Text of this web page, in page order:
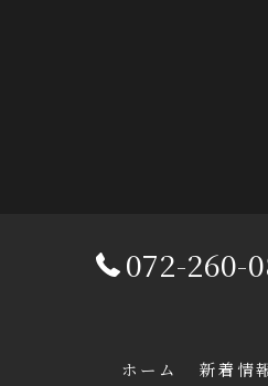
072-260-
ホーム 新着情